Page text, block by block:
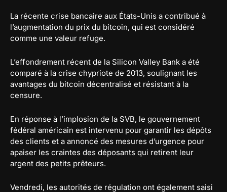
La récente crise bancaire aux États-Unis a contribué à
l’augmentation du prix du bitcoin, qui est considéré
comme une valeur refuge.
L’effondrement récent de la Silicon Valley Bank a été
comparé à la crise chypriote de 2013, soulignant les
avantages du bitcoin décentralisé et résistant à la
censure.
En réponse à l’implosion de la SVB, le gouvernement
fédéral américain est intervenu pour garantir les dépôts
des clients et a annoncé des mesures d’urgence pour
apaiser les craintes des déposants qui retirent leur
argent des petits prêteurs.
Vendredi, les autorités de régulation ont également saisi